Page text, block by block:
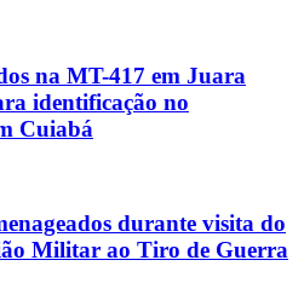
na MT-417 em Juara
identificação no
Cuiabá
durante visita do
Militar ao Tiro de Guerra